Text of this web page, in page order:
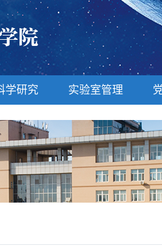
学研究 实验室管理